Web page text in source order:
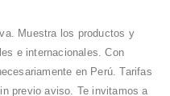
Muestra los productos y
e internacionales. Con
en Perú. Tarifas
previo aviso. Te invitamos a